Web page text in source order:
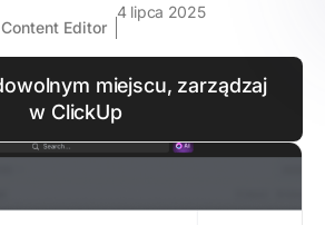
Editor
4 lipca 2025
miejscu, zarządzaj
w ClickUp